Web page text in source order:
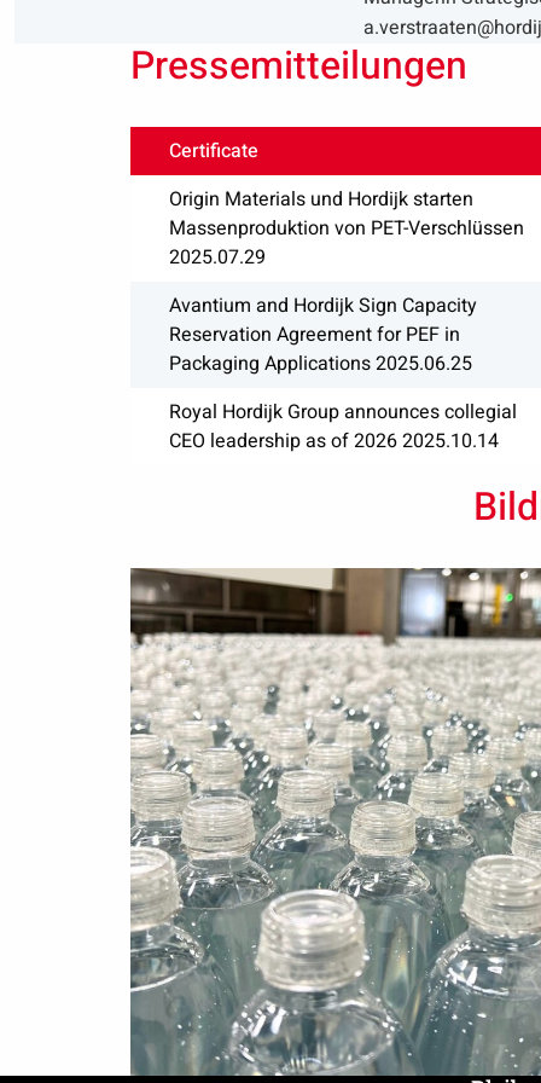
Pressemitteilungen
Certificate
Origin Materials und Hordijk starten
Massenproduktion von PET-Verschlüssen
2025.07.29
Avantium and Hordijk Sign Capacity
Reservation Agreement for PEF in
Packaging Applications 2025.06.25
Royal Hordijk Group announces collegial
CEO leadership as of 2026 2025.10.14